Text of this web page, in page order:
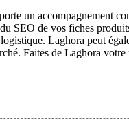
un accompagnement
SEO de vos fiches
Laghora peut
Faites de Laghora